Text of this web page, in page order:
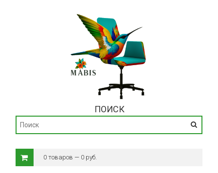
ПОИСК
0 товаров — 0 руб.